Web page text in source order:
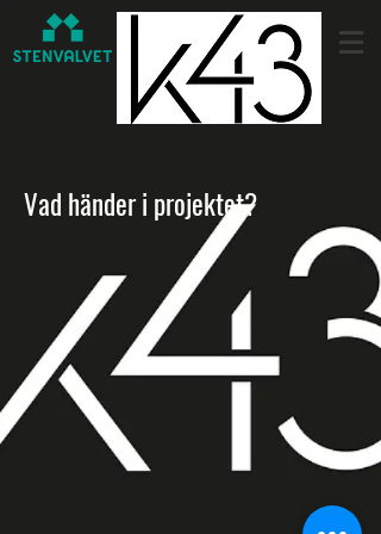
Vad händer i projektet?